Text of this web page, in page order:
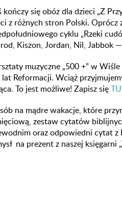
kończy się obóz dla dzieci „Z
z różnych stron Polski.
cyklu „Rzeki
Kiszon, Jordan, Nil, Jabbok
muzyczne „500 +” w
lat Reformacji. Wciąż
To jest możliwe! Zapisz sięTU
na mądre wakacje, które
zestaw cytatów
oraz odpowiedni cytat z
na prezent z naszej księgarni